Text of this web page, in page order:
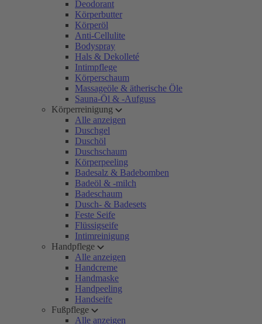
Deodorant
Körperbutter
Körperöl
Anti-Cellulite
Bodyspray
Hals & Dekolleté
Intimpflege
Körperschaum
Massageöle & ätherische Öle
Sauna-Öl & -Aufguss
Körperreinigung
Alle anzeigen
Duschgel
Duschöl
Duschschaum
Körperpeeling
Badesalz & Badebomben
Badeöl & -milch
Badeschaum
Dusch- & Badesets
Feste Seife
Flüssigseife
Intimreinigung
Handpflege
Alle anzeigen
Handcreme
Handmaske
Handpeeling
Handseife
Fußpflege
Alle anzeigen